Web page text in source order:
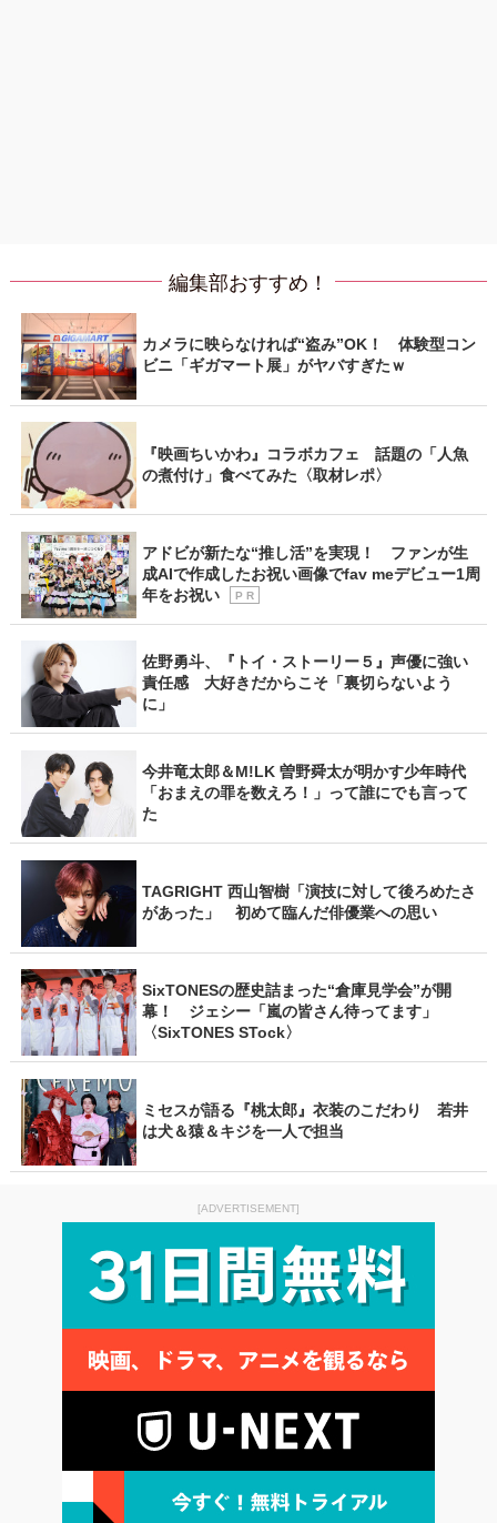
編集部おすすめ！
カメラに映らなければ“盗み”OK！ 体験型コン
ビニ「ギガマート展」がヤバすぎたｗ
『映画ちいかわ』コラボカフェ 話題の「人魚
の煮付け」食べてみた〈取材レポ〉
アドビが新たな“推し活”を実現！ ファンが生
成AIで作成したお祝い画像でfav meデビュー1周
年をお祝い
P R
佐野勇斗、『トイ・ストーリー５』声優に強い
責任感 大好きだからこそ「裏切らないよう
に」
今井竜太郎＆M!LK 曽野舜太が明かす少年時代
「おまえの罪を数えろ！」って誰にでも言って
た
TAGRIGHT 西山智樹「演技に対して後ろめたさ
があった」 初めて臨んだ俳優業への思い
SixTONESの歴史詰まった“倉庫見学会”が開
幕！ ジェシー「嵐の皆さん待ってます」
〈SixTONES STock〉
ミセスが語る『桃太郎』衣装のこだわり 若井
は犬＆猿＆キジを一人で担当
[ADVERTISEMENT]